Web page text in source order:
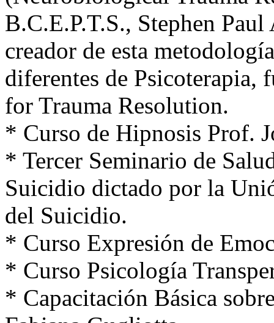
B.C.E.P.T.S., Stephen
creador de esta
diferentes de
for Trauma Resolution.
* Curso de Hipnosis Prof.
* Tercer Seminario de
Suicidio dictado por la
del Suicidio.
* Curso Expresión de
* Curso Psicología
* Capacitación Básica